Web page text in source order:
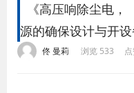
《高压响除尘电，
源的确保设计与开设
佟 曼莉 浏览 533